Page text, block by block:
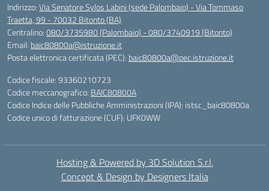
Indirizzo:Via Senatore Sylos Labini (sede Palombaio) - Via Tommaso
Traetta, 99 - 70032 Bitonto (BA)
Centralino:080/3735980 (Palombaio) - 080/3740919 (Bitonto)
Email: baic80800a@istruzione.it
Posta elettronica certificata (PEC): baic80800a@pec.istruzione.it
Codice fiscale: 93360210723
Codice meccanografico: BAIC80800A
Codice Indice delle Pubbliche Amministrazioni (IPA): istsc_baic80800a
Codice unico di fatturazione (CUF): UFK0WW
Hosting & Powered by 3D Solution S.r.l.
Concept & Design by Designers Italia